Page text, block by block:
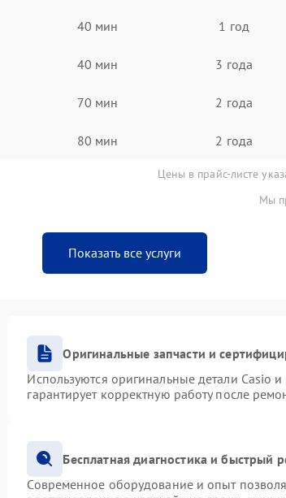
40 мин 1 год
40 мин 3 года
70 мин 2 года
80 мин 2 года
Цены в прайс-листе
Мы
Показать все услуги
Оригинальные запчасти и
Используются оригинальные детали Casio
гарантирует корректную работу после
Бесплатная диагностика и быстрый
Современное оборудование и опыт